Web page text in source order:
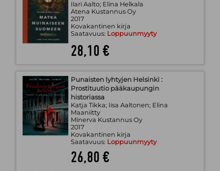
Ilari Aalto; Elina Helkala
Atena Kustannus Oy
2017
Kovakantinen kirja
Saatavuus: Loppuunmyyty
28,10 €
Punaisten lyhtyjen Helsinki :
Prostituutio pääkaupungin
historiassa
Katja Tikka; Iisa Aaltonen; Elina
Maaniitty
Minerva Kustannus Oy
2017
Kovakantinen kirja
Saatavuus: Loppuunmyyty
26,80 €